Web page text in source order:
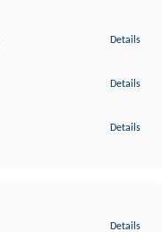
Details
Details
Details
Details